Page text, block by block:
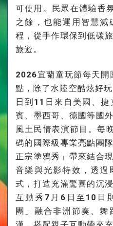
可使用。民眾在體驗香
之餘，也能運用智慧減
程，從手作環保到低碳
旅遊。
2026宜蘭童玩節每天
點，除了水陸空酷炫好
日到11日來自美國、
賓、墨西哥、德國等國
風土民情表演節目。每
碼的國際級專業亮點團
正宗塗鴉秀」帶來結合
音樂與光影特效，透過
式，打造充滿驚喜的沉
互動秀7月6日至10日
團」融合非洲節奏、舞